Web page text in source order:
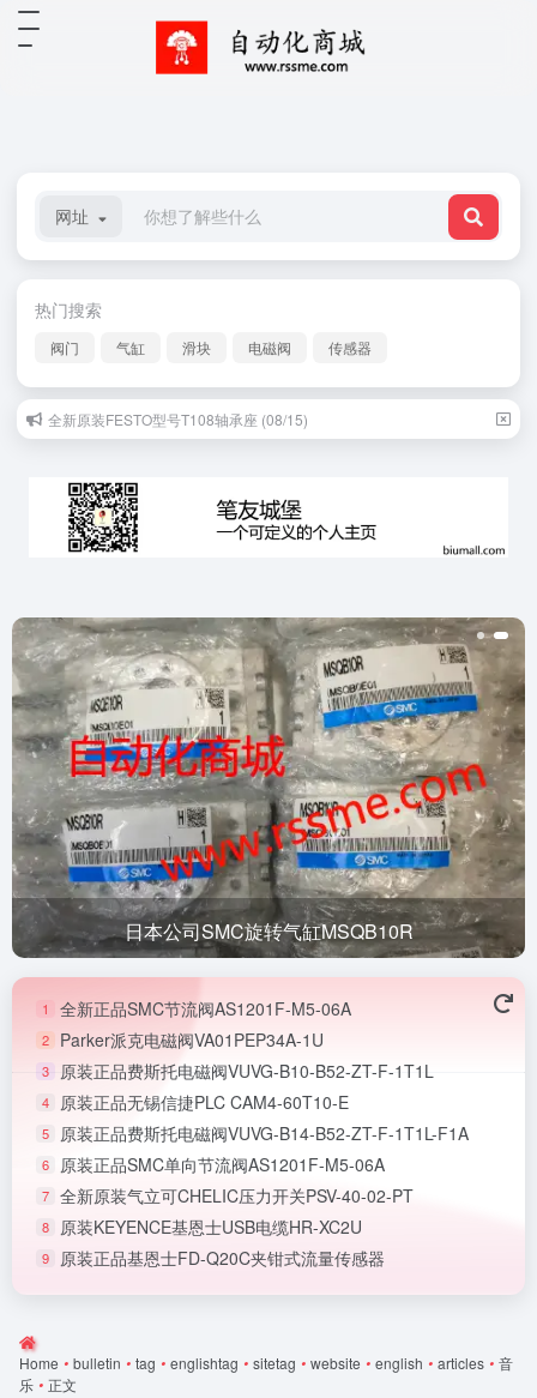
网址
热门搜索
阀门 气缸 滑块 电磁阀 传感器
全新原装FESTO型号T108轴承座 (08/15)
日本公司SMC旋转气缸MSQB10R
1 全新正品SMC节流阀AS1201F-M5-06A
2 Parker派克电磁阀VA01PEP34A-1U
3 原装正品费斯托电磁阀VUVG-B10-B52-ZT-F-1T1L
4 原装正品无锡信捷PLC CAM4-60T10-E
5 原装正品费斯托电磁阀VUVG-B14-B52-ZT-F-1T1L-F1A
6 原装正品SMC单向节流阀AS1201F-M5-06A
7 全新原装气立可CHELIC压力开关PSV-40-02-PT
8 原装KEYENCE基恩士USB电缆HR-XC2U
9 原装正品基恩士FD-Q20C夹钳式流量传感器
Home • bulletin • tag • englishtag • sitetag • website • english • articles • 音
乐 • 正文